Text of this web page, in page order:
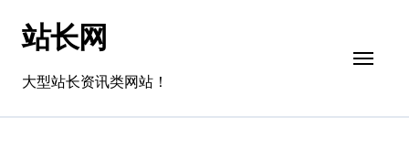
站长网
大型站长资讯类网站！